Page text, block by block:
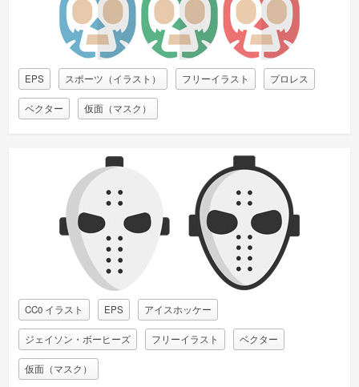
EPS スポーツ（イラスト） フリーイラスト プロレス
ベクター 仮面（マスク）
CC0 イラスト EPS アイスホッケー
ジェイソン・ボーヒーズ フリーイラスト ベクター
仮面（マスク）